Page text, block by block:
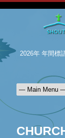
2026年 年間標